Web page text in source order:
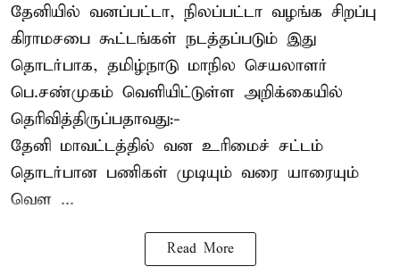
தேனியில் வனப்பட்டா, நிலப்பட்டா வழங்க சிறப்பு
கிராமசபை கூட்டங்கள் நடத்தப்படும் இது
தொடர்பாக, தமிழ்நாடு மாநில செயலாளர்
பெ.சண்முகம் வெளியிட்டுள்ள அறிக்கையில்
தெரிவித்திருப்பதாவது:-
தேனி மாவட்டத்தில் வன உரிமைச் சட்டம்
தொடர்பான பணிகள் முடியும் வரை யாரையும்
வெள ...
Read More